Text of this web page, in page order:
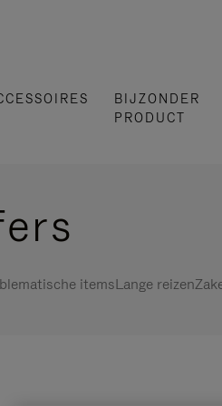
BIJZONDER
PRODUCT
itemsLange reizen